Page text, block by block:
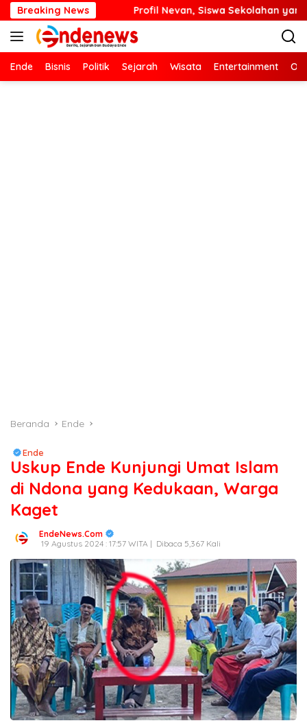
Langsung
ke
konten
Breaking News
Profil Nevan, Siswa Sekolahan yang Bikin Kejutan di Final
Ende Bisnis Politik Sejarah Wisata Entertainment
Beranda Ende
Ende
Uskup Ende Kunjungi Umat Islam
di Ndona yang Kedukaan, Warga
Kaget
EndeNews.Com
19 Agustus 2024 : 17:57 WITA | Dibaca 5,367 Kali